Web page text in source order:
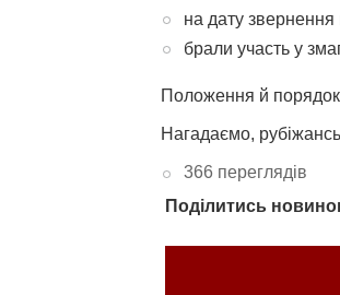
на дату звернення
брали участь у
Положення й
Нагадаємо,
366 переглядів
Поділитись